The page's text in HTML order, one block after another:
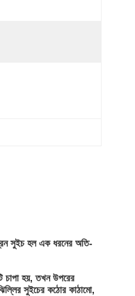
সুইচ হল এক ধরনের অতি-
চাপা হয়, তখন উপরের
সুইচের কঠোর কাঠামো,